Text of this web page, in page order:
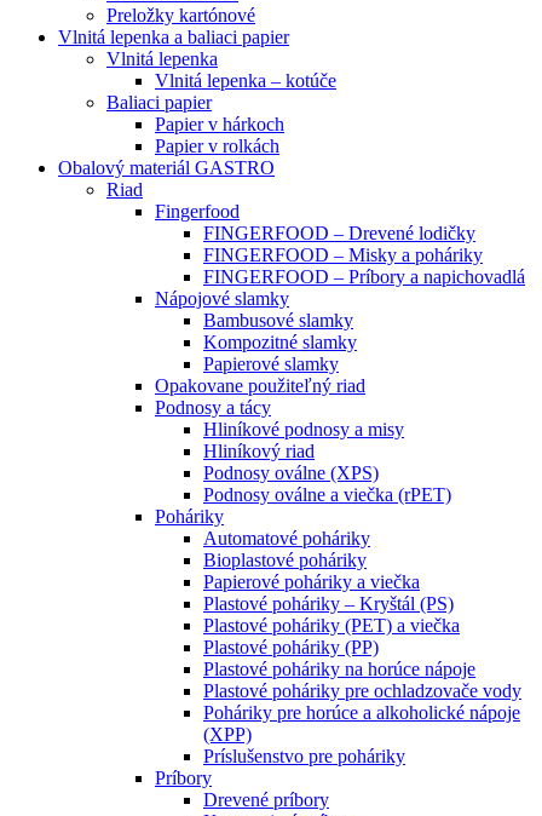
Preložky kartónové
Vlnitá lepenka a baliaci papier
Vlnitá lepenka
Vlnitá lepenka – kotúče
Baliaci papier
Papier v hárkoch
Papier v rolkách
Obalový materiál GASTRO
Riad
Fingerfood
FINGERFOOD – Drevené lodičky
FINGERFOOD – Misky a poháriky
FINGERFOOD – Príbory a napichovadlá
Nápojové slamky
Bambusové slamky
Kompozitné slamky
Papierové slamky
Opakovane použiteľný riad
Podnosy a tácy
Hliníkové podnosy a misy
Hliníkový riad
Podnosy oválne (XPS)
Podnosy oválne a viečka (rPET)
Poháriky
Automatové poháriky
Bioplastové poháriky
Papierové poháriky a viečka
Plastové poháriky – Kryštál (PS)
Plastové poháriky (PET) a viečka
Plastové poháriky (PP)
Plastové poháriky na horúce nápoje
Plastové poháriky pre ochladzovače vody
Poháriky pre horúce a alkoholické nápoje
(XPP)
Príslušenstvo pre poháriky
Príbory
Drevené príbory